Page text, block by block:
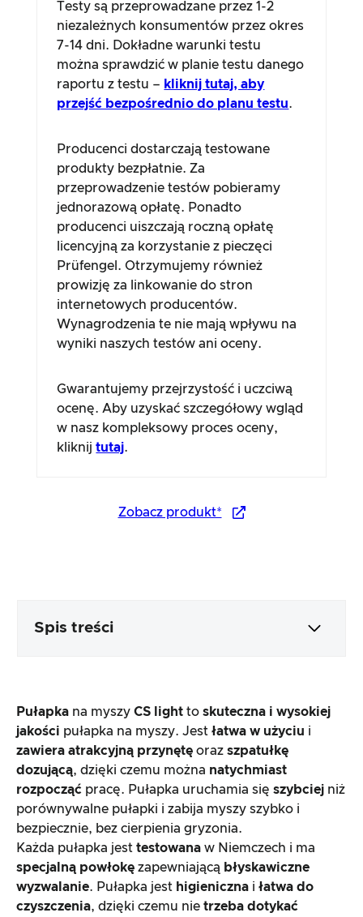
Testy są przeprowadzane przez 1-2
niezależnych konsumentów przez okres
7-14 dni. Dokładne warunki testu
można sprawdzić w planie testu danego
raportu z testu – kliknij tutaj, aby
przejść bezpośrednio do planu testu.
Producenci dostarczają testowane
produkty bezpłatnie. Za
przeprowadzenie testów pobieramy
jednorazową opłatę. Ponadto
producenci uiszczają roczną opłatę
licencyjną za korzystanie z pieczęci
Prüfengel. Otrzymujemy również
prowizję za linkowanie do stron
internetowych producentów.
Wynagrodzenia te nie mają wpływu na
wyniki naszych testów ani oceny.
Gwarantujemy przejrzystość i uczciwą
ocenę. Aby uzyskać szczegółowy wgląd
w nasz kompleksowy proces oceny,
kliknijtutaj.
Zobacz produkt*
Spis treści
Przetwarzanie i wygląd produktu
Test praktyczny
Stosunek ceny do wydajności
Wynik ogólny
Pułapka na myszy CS light to skuteczna i wysokiej
jakości pułapka na myszy. Jest łatwa w użyciu i
zawiera atrakcyjną przynętę oraz szpatułkę
dozującą, dzięki czemu można natychmiast
rozpocząć pracę. Pułapka uruchamia się szybciej niż
porównywalne pułapki i zabija myszy szybko i
bezpiecznie, bez cierpienia gryzonia.
Każda pułapka jest testowana w Niemczech i ma
specjalną powłokę zapewniającą błyskawiczne
wyzwalanie. Pułapka jest higieniczna i łatwa do
czyszczenia, dzięki czemu nie trzeba dotykać